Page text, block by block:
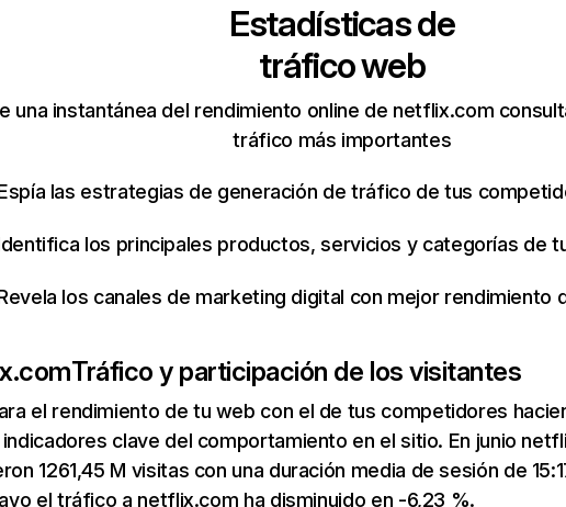
Estadísticas de
tráfico web
una instantánea del rendimiento online de netflix.com
tráfico más importantes
las estrategias de generación de tráfico de tus
los principales productos, servicios y categorías de
los canales de marketing digital con mejor rendimiento
Tráfico y participación de los visitantes
el rendimiento de tu web con el de tus competidores
clave del comportamiento en el sitio. En junio
1261,45 M visitas con una duración media de sesión de
el tráfico a netflix.com ha disminuido en -6,23 %.